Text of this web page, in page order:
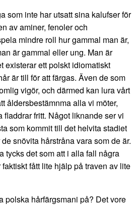
som inte har utsatt sina kalufser för
av aminer, fenoler och
mindre roll hur gammal man är,
är gammal eller ung. Man är
existerar ett polskt idiomatiskt
är till för att färgas. Även de som
vigör, och därmed kan lura vårt
åldersbestämnma alla vi möter,
fladdrar fritt. Något liknande ser vi
som kommit till det helvita stadiet
snövita hårstråna vara som de är.
tycks det som att i alla fall några
fått lite hjälp på traven av lite
polska hårfärgsmani på? Det vore